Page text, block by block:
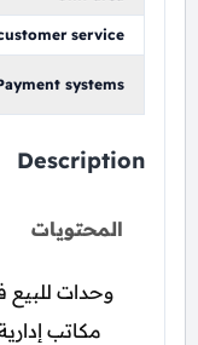
service
systems
Description
المحتويات
وحدات
مكاتب